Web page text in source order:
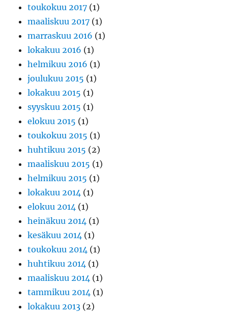
toukokuu 2017 (1)
maaliskuu 2017 (1)
marraskuu 2016 (1)
lokakuu 2016 (1)
helmikuu 2016 (1)
joulukuu 2015 (1)
lokakuu 2015 (1)
syyskuu 2015 (1)
elokuu 2015 (1)
toukokuu 2015 (1)
huhtikuu 2015 (2)
maaliskuu 2015 (1)
helmikuu 2015 (1)
lokakuu 2014 (1)
elokuu 2014 (1)
heinäkuu 2014 (1)
kesäkuu 2014 (1)
toukokuu 2014 (1)
huhtikuu 2014 (1)
maaliskuu 2014 (1)
tammikuu 2014 (1)
lokakuu 2013 (2)